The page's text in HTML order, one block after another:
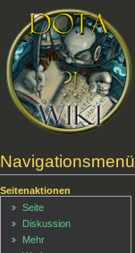
Navigationsmenü
Seitenaktionen
Seite
Diskussion
Mehr